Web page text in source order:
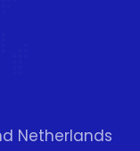
Netherlands